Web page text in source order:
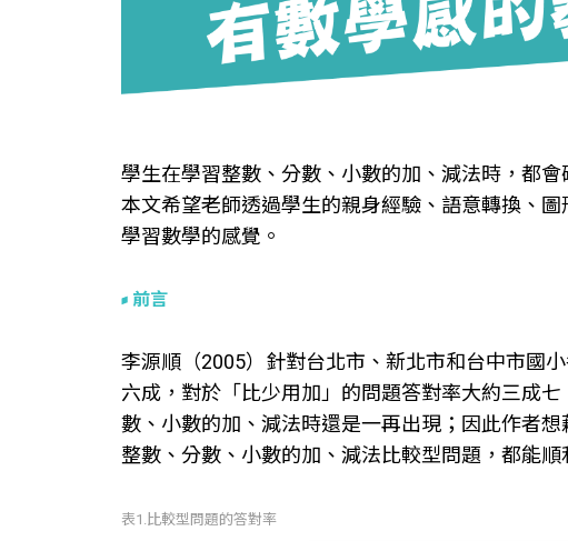
學生在學習整數、分數、小數的加、減法時，都
本文希望老師透過學生的親身經驗、語意轉換、
學習數學的感覺。
前言
李源順（2005）針對台北市、新北市和台中市國
六成，對於「比少用加」的問題答對率大約三成
數、小數的加、減法時還是一再出現；因此作者
整數、分數、小數的加、減法比較型問題，都能
表1.比較型問題的答對率